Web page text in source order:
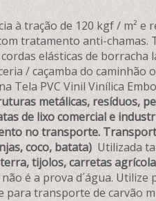
à tração de 120 kgf / m² e
tratamento anti-chamas.
elásticas de borracha
/ caçamba do caminhão
Tela PVC Vinil Vinílica
metálicas, resíduos,
de lixo comercial e
no transporte.
coco, batata) Utilizada
tijolos, carretas
é a prova d´água.
para transporte de carvão